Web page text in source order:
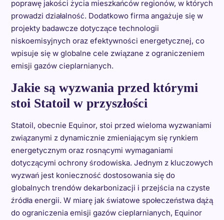
poprawę jakości życia mieszkańców regionów, w których
prowadzi działalność. Dodatkowo firma angażuje się w
projekty badawcze dotyczące technologii
niskoemisyjnych oraz efektywności energetycznej, co
wpisuje się w globalne cele związane z ograniczeniem
emisji gazów cieplarnianych.
Jakie są wyzwania przed którymi
stoi Statoil w przyszłości
Statoil, obecnie Equinor, stoi przed wieloma wyzwaniami
związanymi z dynamicznie zmieniającym się rynkiem
energetycznym oraz rosnącymi wymaganiami
dotyczącymi ochrony środowiska. Jednym z kluczowych
wyzwań jest konieczność dostosowania się do
globalnych trendów dekarbonizacji i przejścia na czyste
źródła energii. W miarę jak światowe społeczeństwa dążą
do ograniczenia emisji gazów cieplarnianych, Equinor